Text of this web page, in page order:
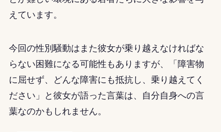
えています。
今回の性別騒動はまた彼女が乗り越えなければな
らない困難になる可能性もありますが、「障害物
に屈せず、どんな障害にも抵抗し、乗り越えてく
ださい」と彼女が語った言葉は、自分自身への言
葉なのかもしれません。